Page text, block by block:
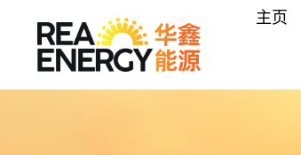
主页